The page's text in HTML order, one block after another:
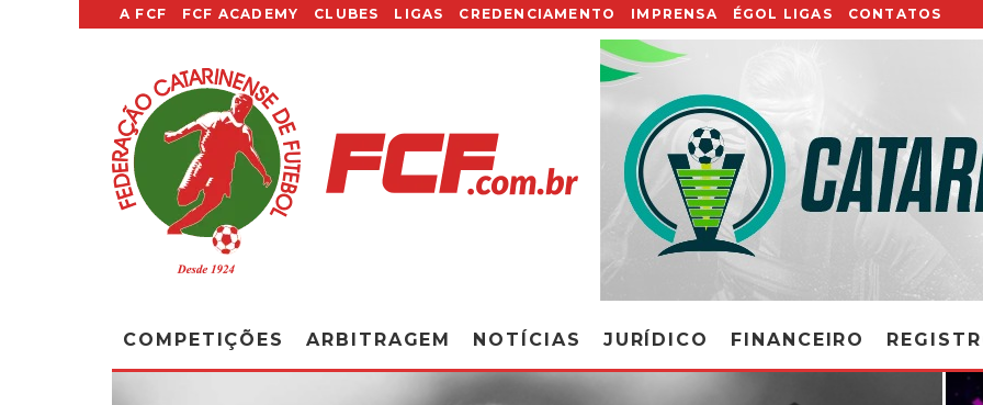
A FCF FCF ACADEMY CLUBES LIGAS CREDENCIAMENTO IMPRENSA ÉGOL LIGAS CONTATOS
COMPETIÇÕES ARBITRAGEM NOTÍCIAS JURÍDICO FINANCEIRO